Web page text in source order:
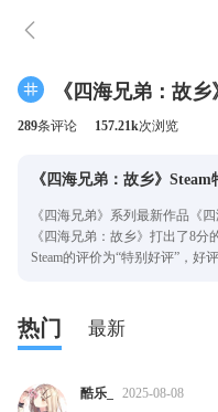
《四海兄弟：故
289条评论 157.21k次浏览
《四海兄弟：故乡》
《四海兄弟》系列最新作品《
《四海兄弟：故乡》打出了8
Steam的评价为“特别好评”，好
热门 最新
酷乐_ 2025-08-08